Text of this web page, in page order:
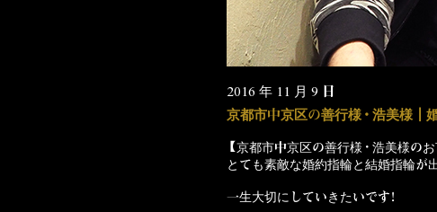
2016 年 11 月 9 日
京都市中京区の善行様・浩美様┃
【京都市中京区の善行様・浩美様のお
とても素敵な婚約指輪と結婚指輪が
一生大切にしていきたいです！